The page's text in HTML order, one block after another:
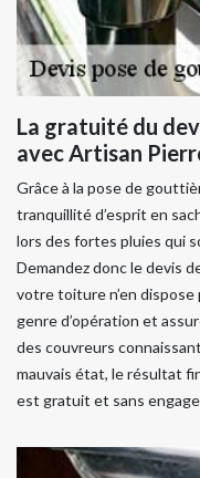
La gratuité du
avec Artisan
Grâce à la pose de
tranquillité d’esprit en
lors des fortes pluies qui
Demandez donc le devis
votre toiture n’en
genre d’opération et
des couvreurs
mauvais état, le résultat
est gratuit et sans